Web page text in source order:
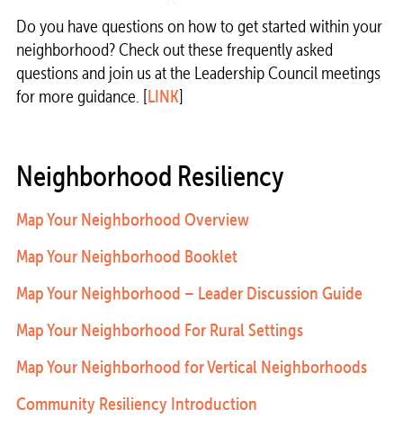
Do you have questions on how to get started within your
neighborhood? Check out these frequently asked
questions and join us at the Leadership Council meetings
for more guidance. [LINK]
Neighborhood Resiliency
Map Your Neighborhood Overview
Map Your Neighborhood Booklet
Map Your Neighborhood – Leader Discussion Guide
Map Your Neighborhood For Rural Settings
Map Your Neighborhood for Vertical Neighborhoods
Community Resiliency Introduction